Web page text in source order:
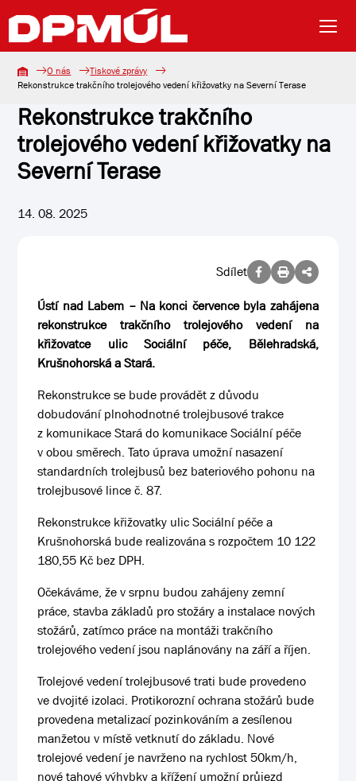
O nás
Tiskové zprávy
Rekonstrukce trakčního trolejového vedení křižovatky na Severní Terase
Rekonstrukce trakčního
trolejového vedení křižovatky na
Severní Terase
14. 08. 2025
Sdílet
Ústí nad Labem – Na konci července byla zahájena
rekonstrukce trakčního trolejového vedení na
křižovatce ulic Sociální péče, Bělehradská,
Krušnohorská a Stará.
Rekonstrukce se bude provádět z důvodu
dobudování plnohodnotné trolejbusové trakce
z komunikace Stará do komunikace Sociální péče
v obou směrech. Tato úprava umožní nasazení
standardních trolejbusů bez bateriového pohonu na
trolejbusové lince č. 87.
Rekonstrukce křižovatky ulic Sociální péče a
Krušnohorská bude realizována s rozpočtem 10 122
180,55 Kč bez DPH.
Očekáváme, že v srpnu budou zahájeny zemní
práce, stavba základů pro stožáry a instalace nových
stožárů, zatímco práce na montáži trakčního
trolejového vedení jsou naplánovány na září a říjen.
Trolejové vedení trolejbusové trati bude provedeno
ve dvojité izolaci. Protikorozní ochrana stožárů bude
provedena metalizací pozinkováním a zesílenou
manžetou v místě vetknutí do základu. Nové
trolejové vedení je navrženo na rychlost 50km/h,
nové tahové výhybky a křížení umožní průjezd